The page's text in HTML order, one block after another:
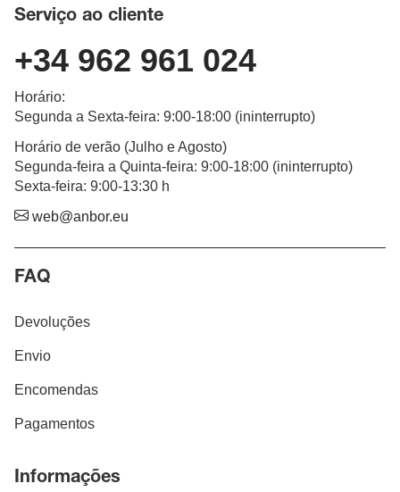
Serviço ao cliente
+34 962 961 024
Horário:
Segunda a Sexta-feira: 9:00-18:00 (ininterrupto)
Horário de verão (Julho e Agosto)
Segunda-feira a Quinta-feira: 9:00-18:00 (ininterrupto)
Sexta-feira: 9:00-13:30 h
web@anbor.eu
FAQ
Devoluções
Envio
Encomendas
Pagamentos
Informações